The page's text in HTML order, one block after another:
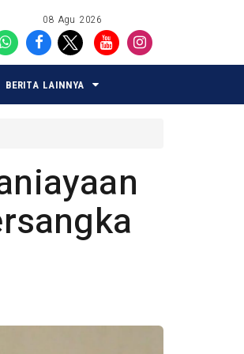
08 Agu 2026
BERITA LAINNYA